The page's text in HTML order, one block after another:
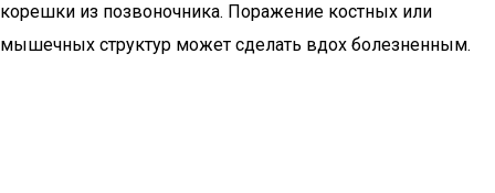
корешки из позвоночника. Поражение костных или
мышечных структур может сделать вдох болезненным.